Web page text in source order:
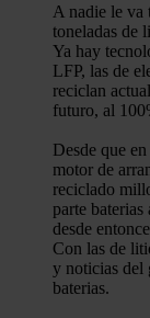
A nadie le va
toneladas de
Ya hay
LFP, las de
reciclan
futuro, al
Desde que
motor de
reciclado
parte baterias
desde
Con las de
y noticias del
baterias.